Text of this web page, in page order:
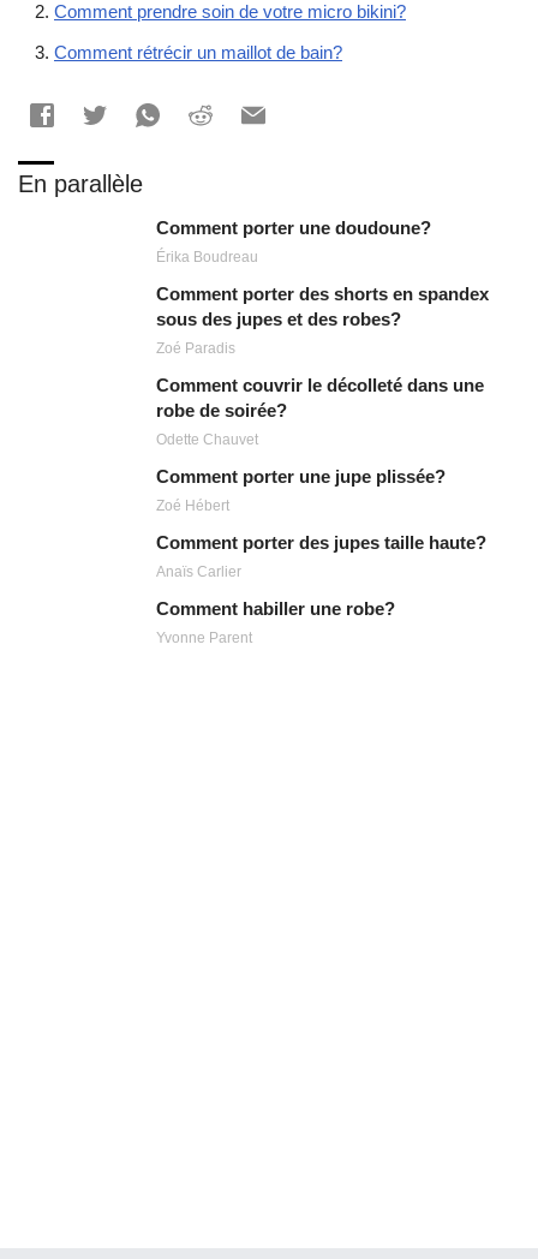
Comment prendre soin de votre micro bikini?
Comment rétrécir un maillot de bain?
En parallèle
Comment porter une doudoune?
Érika Boudreau
Comment porter des shorts en spandex
sous des jupes et des robes?
Zoé Paradis
Comment couvrir le décolleté dans une
robe de soirée?
Odette Chauvet
Comment porter une jupe plissée?
Zoé Hébert
Comment porter des jupes taille haute?
Anaïs Carlier
Comment habiller une robe?
Yvonne Parent